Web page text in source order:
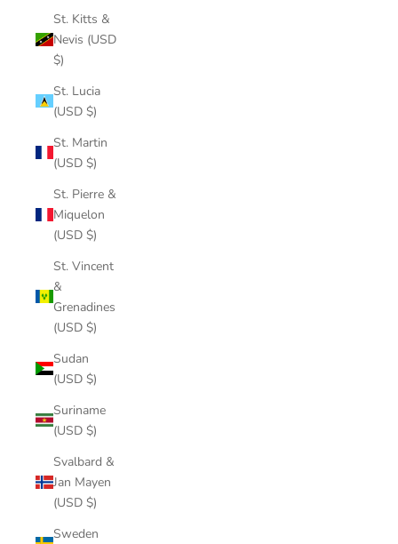
St. Kitts &
Nevis (USD
$)
St. Lucia
(USD $)
St. Martin
(USD $)
St. Pierre &
Miquelon
(USD $)
St. Vincent
&
Grenadines
(USD $)
Sudan
(USD $)
Suriname
(USD $)
Svalbard &
Jan Mayen
(USD $)
Sweden